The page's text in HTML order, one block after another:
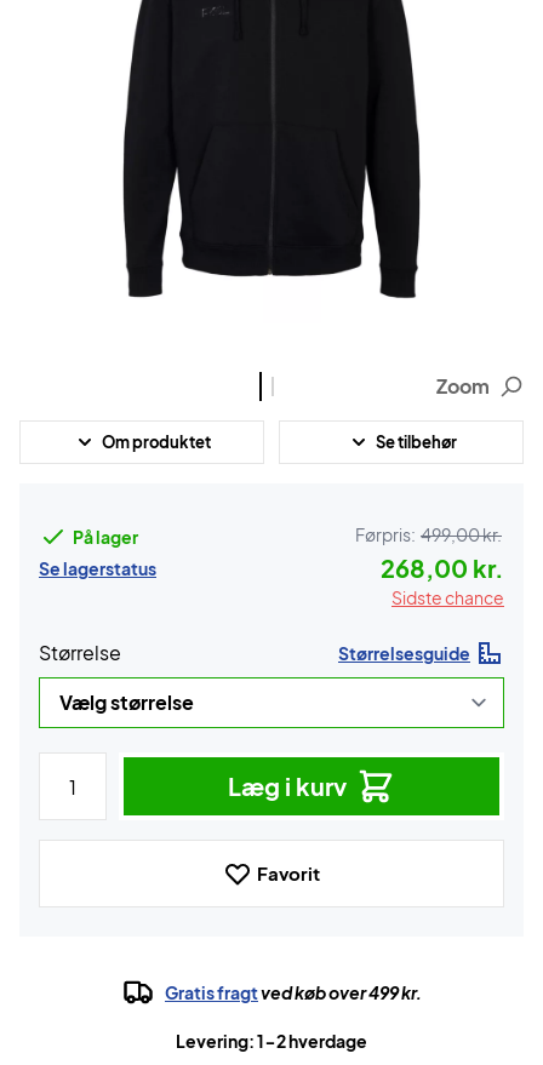
Zoom
Om produktet Se tilbehør
På lager
Se lagerstatus
Førpris: 499,00 kr.
268,00 kr.
Sidste chance
Størrelse Størrelsesguide
Læg i kurv
Favorit
Gratis fragtved køb over 499 kr.
Levering: 1-2 hverdage